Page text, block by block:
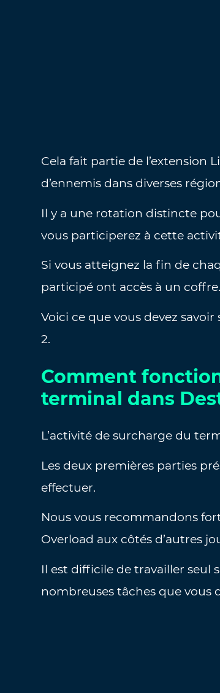
Cela fait partie de l’extension
d’ennemis dans diverses
Il y a une rotation distincte
vous participerez à cette
Si vous atteignez la fin de
participé ont accès à un coffre.
Voici ce que vous devez
2.
Comment
terminal dans
L’activité de surcharge du
Les deux premières parties
effectuer.
Nous vous recommandons
Overload aux côtés d’autres
Il est difficile de travailler seul
nombreuses tâches que vous